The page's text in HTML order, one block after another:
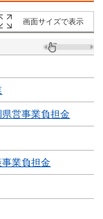
画面サイズで表示
営事業負担金
業負担金